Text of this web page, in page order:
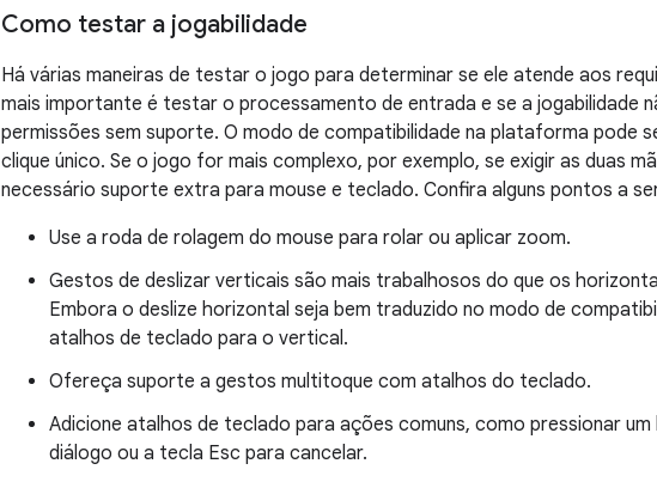
Como testar a jogabilidade
Há várias maneiras de testar o jogo para determinar se ele atende aos
mais importante é testar o processamento de entrada e se a jogabilidade
permissões sem suporte. O modo de compatibilidade na plataforma pode
clique único. Se o jogo for mais complexo, por exemplo, se exigir as duas
necessário suporte extra para mouse e teclado. Confira alguns pontos a
Use a roda de rolagem do mouse para rolar ou aplicar zoom.
Gestos de deslizar verticais são mais trabalhosos do que os
Embora o deslize horizontal seja bem traduzido no modo de
atalhos de teclado para o vertical.
Ofereça suporte a gestos multitoque com atalhos do teclado.
Adicione atalhos de teclado para ações comuns, como pressionar
diálogo ou a tecla Esc para cancelar.